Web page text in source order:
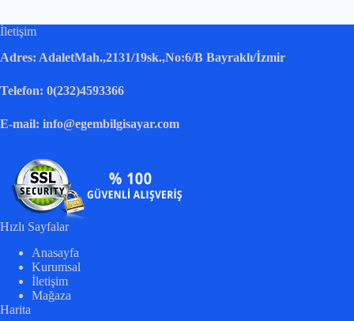
İletişim
Adres: AdaletMah.,2131/19sk.,No:6/B Bayraklı/İzmir
Telefon: 0(232)4593366
E-mail: info@egembilgisayar.com
Hızlı Sayfalar
Anasayfa
Kurumsal
İletişim
Mağaza
Harita